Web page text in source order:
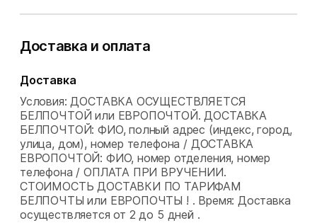
Доставка и оплата
Доставка
Условия: ДОСТАВКА ОСУЩЕСТВЛЯЕТСЯ
БЕЛПОЧТОЙ или ЕВРОПОЧТОЙ. ДОСТАВКА
БЕЛПОЧТОЙ: ФИО, полный адрес (индекс, город,
улица, дом), номер телефона / ДОСТАВКА
ЕВРОПОЧТОЙ: ФИО, номер отделения, номер
телефона / ОПЛАТА ПРИ ВРУЧЕНИИ.
СТОИМОСТЬ ДОСТАВКИ ПО ТАРИФАМ
БЕЛПОЧТЫ или ЕВРОПОЧТЫ ! . Время: Доставка
осуществляется от 2 до 5 дней .